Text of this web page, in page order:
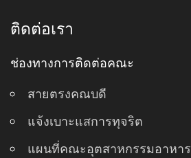
ติดต่อเรา
ช่องทางการติดต่อคณะ
สายตรงคณบดี
แจ้งเบาะแสการทุจริต
แผนที่คณะอุตสาหกรรมอาหาร